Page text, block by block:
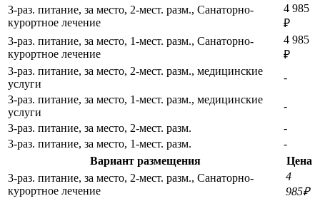
3-раз. питание, за место, 2-мест. разм., Санаторно-
курортное лечение
4 985
₽
3-раз. питание, за место, 1-мест. разм., Санаторно-
курортное лечение
4 985
₽
3-раз. питание, за место, 2-мест. разм., медицинские
услуги
-
3-раз. питание, за место, 1-мест. разм., медицинские
услуги
-
3-раз. питание, за место, 2-мест. разм.
-
3-раз. питание, за место, 1-мест. разм.
-
Вариант размещения
Цена
3-раз. питание, за место, 2-мест. разм., Санаторно-
курортное лечение
4
985₽